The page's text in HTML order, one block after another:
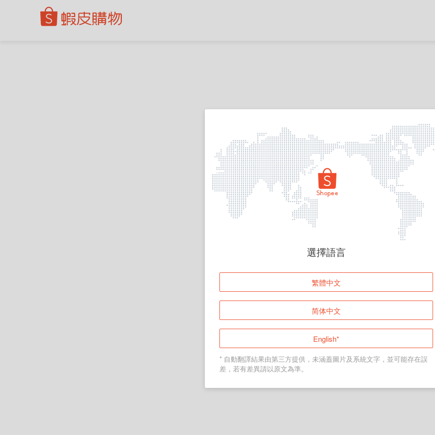
頁面無法顯示
登入
返回首頁
選擇語言
繁體中文
简体中文
English*
* 自動翻譯結果由第三方提供，未涵蓋圖片及系統文字，並可能存在誤
差，若有差異請以原文為準。